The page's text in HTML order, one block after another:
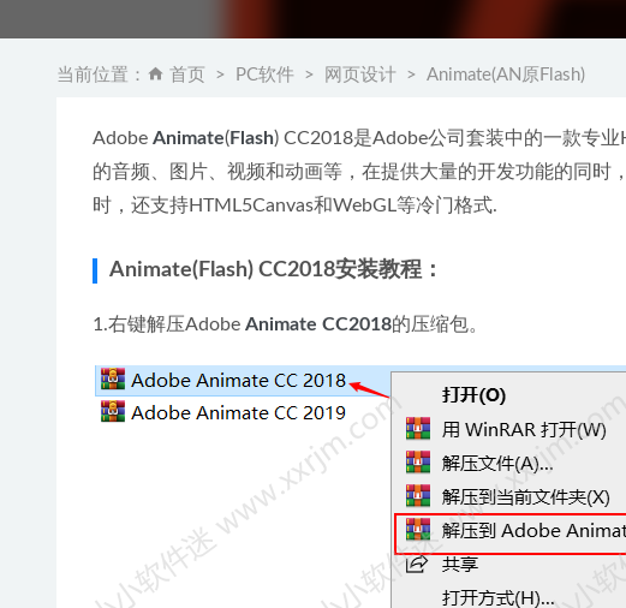
当前位置： 首页 PC软件 网页设计 Animate(AN原Flash)
Adobe Animate(Flash) CC2018是Adobe公司套装中的一款专
的音频、图片、视频和动画等，在提供大量的开发功能的同时
时，还支持HTML5Canvas和WebGL等冷门格式.
Animate(Flash) CC2018安装教程：
1.右键解压Adobe Animate CC2018的压缩包。
Radiant Photo
Dreamweaver
Autodesk AutoCAD